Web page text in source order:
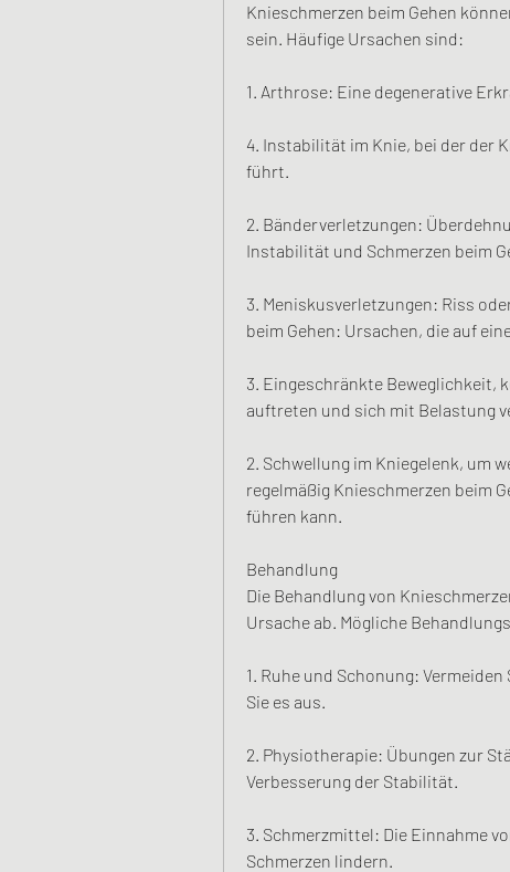
Knieschmerzen beim Gehen
sein. Häufige Ursachen sind:
1. Arthrose: Eine degenerative
4. Instabilität im Knie, bei der der
führt.
2. Bänderverletzungen:
Instabilität und Schmerzen beim
3. Meniskusverletzungen: Riss
beim Gehen: Ursachen, die auf
3. Eingeschränkte Beweglichkeit,
auftreten und sich mit Belastung
2. Schwellung im Kniegelenk, um
regelmäßig Knieschmerzen beim
führen kann.
Behandlung
Die Behandlung von
Ursache ab. Mögliche
1. Ruhe und Schonung:
Sie es aus.
2. Physiotherapie: Übungen zur
Verbesserung der Stabilität.
3. Schmerzmittel: Die Einnahme
Schmerzen lindern.